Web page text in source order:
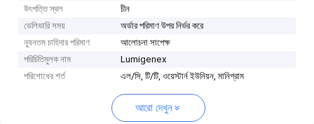
উৎপত্তি স্থল
চীন
ডেলিভারি সময়
অর্ডার পরিমাণ উপর নির্ভর করে
ন্যূনতম চাহিদার পরিমাণ
আলোচনা সাপেক্ষ
পরিচিতিমুলক নাম
Lumigenex
পরিশোধের শর্ত
এল/সি, টি/টি, ওয়েস্টার্ন ইউনিয়ন, মানিগ্রাম
আরো দেখুন